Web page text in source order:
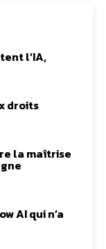
l’IA,
droits
la maîtrise
AI qui n’a